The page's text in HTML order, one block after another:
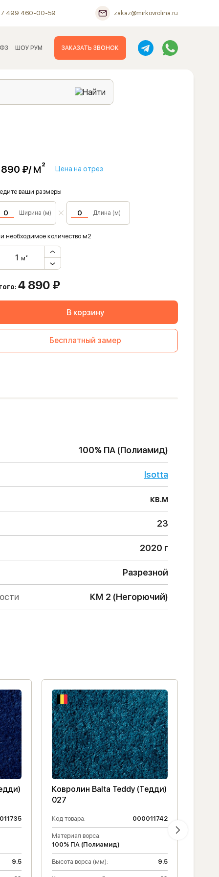
499 460-00-59 zakaz@mirkovrolina.ru
ШОУ РУМ ЗАКАЗАТЬ ЗВОНОК
₽/м² Цена на отрез
ваши размеры
Ширина (м) Длина (м)
необходимое количество м2
м²
4 890 ₽
В корзину
Бесплатный замер
100% ПА (Полиамид)
Isotta
кв.м
23
2020 г
Разрезной
КМ 2 (Негорючий)
9.5
Ковролин Balta Teddy (Тедди)
027
Код товара: 000011742
Материал ворса:
100% ПА (Полиамид)
Высота ворса (мм): 9.5